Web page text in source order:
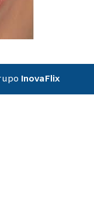
InovaFlix